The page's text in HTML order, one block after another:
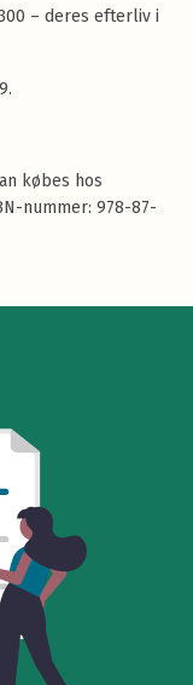
– deres efterliv i
købes hos
nummer: 978-87-